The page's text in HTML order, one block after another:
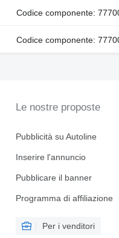
Codice componente:
Codice componente:
Le nostre proposte
Pubblicità su Autoline
Inserire l'annuncio
Pubblicare il banner
Programma di affiliazione
Per i venditori